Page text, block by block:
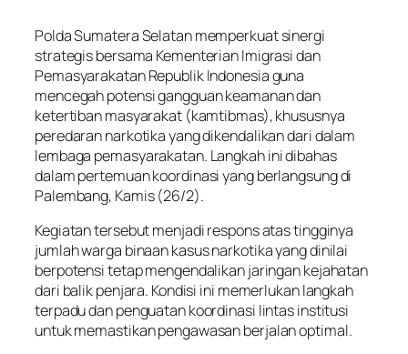
Polda Sumatera Selatan memperkuat sinergi
strategis bersama Kementerian Imigrasi dan
Pemasyarakatan Republik Indonesia guna
mencegah potensi gangguan keamanan dan
ketertiban masyarakat (kamtibmas), khususnya
peredaran narkotika yang dikendalikan dari dalam
lembaga pemasyarakatan. Langkah ini dibahas
dalam pertemuan koordinasi yang berlangsung di
Palembang, Kamis (26/2).
Kegiatan tersebut menjadi respons atas tingginya
jumlah warga binaan kasus narkotika yang dinilai
berpotensi tetap mengendalikan jaringan kejahatan
dari balik penjara. Kondisi ini memerlukan langkah
terpadu dan penguatan koordinasi lintas institusi
untuk memastikan pengawasan berjalan optimal.